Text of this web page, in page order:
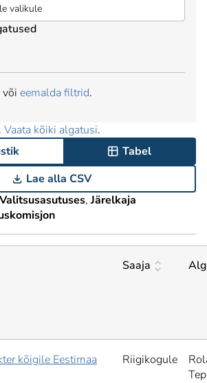
valikule
või eemalda filtrid.
Vaata kõiki algatusi.
Tabel
Lae alla CSV
Valitsusasutuses Järelkaja
Saaja
kõigile Eestimaa
Riigikogule